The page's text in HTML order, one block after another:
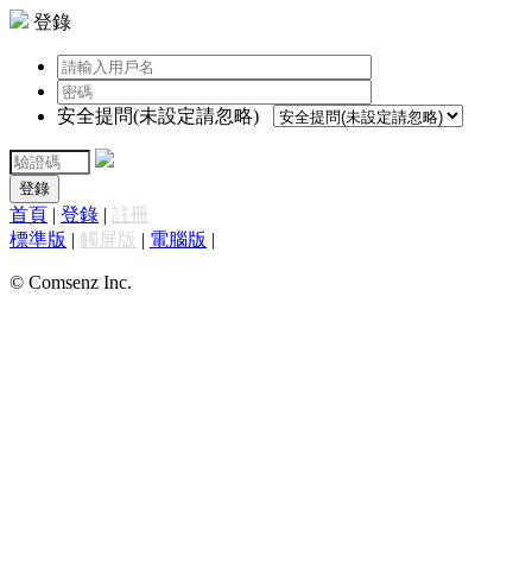
登錄
安全提問(未設定請忽略)
登錄
首頁 | 登錄 | 註冊
標準版 | 觸屏版 | 電腦版 |
© Comsenz Inc.